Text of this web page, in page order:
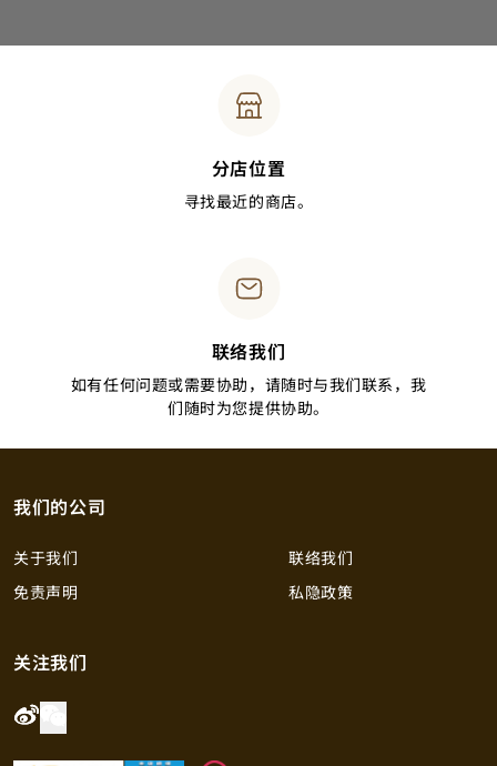
分店位置
寻找最近的商店。
联络我们
如有任何问题或需要协助，请随时与我们联系，我
们随时为您提供协助。
我们的公司
关于我们
联络我们
免责声明
私隐政策
关注我们